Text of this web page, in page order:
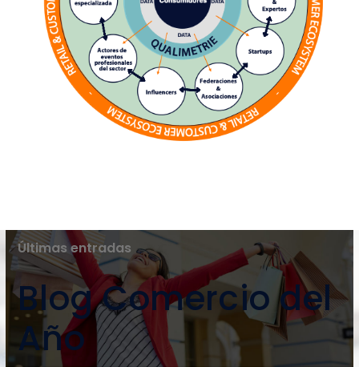
Últimas entradas
Blog Comercio del
Año